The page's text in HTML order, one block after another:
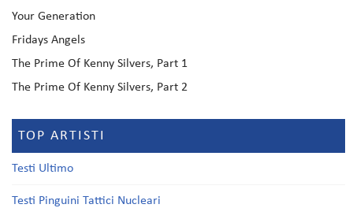
Your Generation
Fridays Angels
The Prime Of Kenny Silvers, Part 1
The Prime Of Kenny Silvers, Part 2
TOP ARTISTI
Testi Ultimo
Testi Pinguini Tattici Nucleari